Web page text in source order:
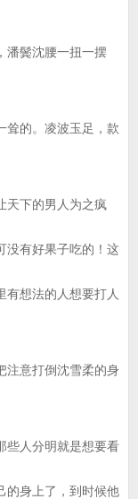
鬓沈腰一扭一摆
的。凌波玉足，款
下的男人为之疯
没有好果子吃的！这
有想法的人想要打人
意打倒沈雪柔的身
人分明就是想要看
的身上了，到时候他